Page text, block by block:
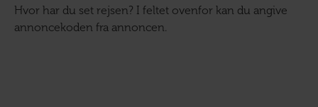
Hvor har du set rejsen? I feltet ovenfor kan du angive
annoncekoden fra annoncen.